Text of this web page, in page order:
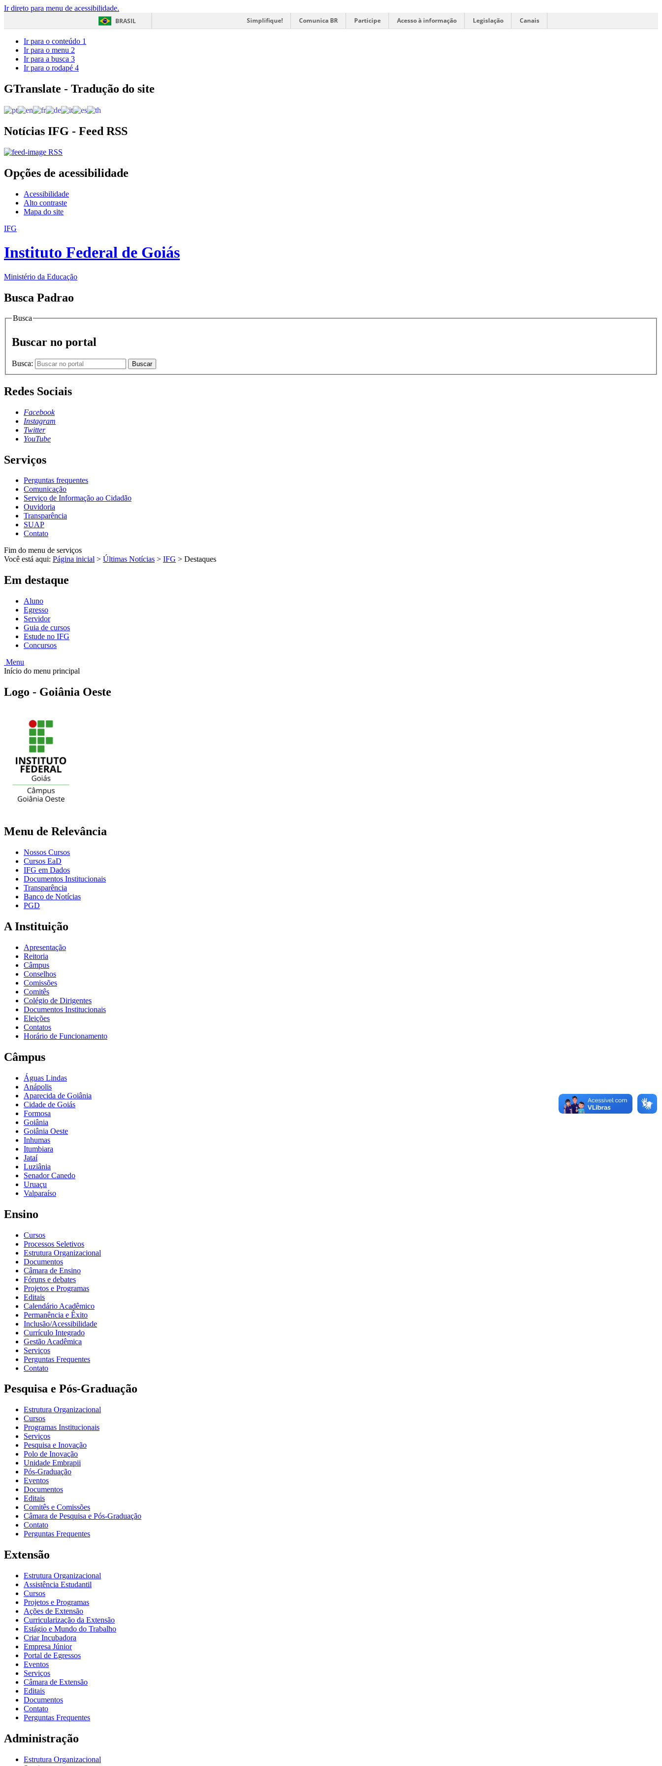
Ir direto para menu de acessibilidade.
BRASIL
Simplifique! Comunica BR Participe Acesso à informação Legislação Canais
Ir para o conteúdo 1
Ir para o menu 2
Ir para a busca 3
Ir para o rodapé 4
GTranslate - Tradução do site
Notícias IFG - Feed RSS
RSS
Opções de acessibilidade
Acessibilidade
Alto contraste
Mapa do site
IFG
Instituto Federal de Goiás
Ministério da Educação
Busca Padrao
Busca
Buscar no portal
Busca: Buscar
Redes Sociais
Facebook
Instagram
Twitter
YouTube
Serviços
Perguntas frequentes
Comunicação
Serviço de Informação ao Cidadão
Ouvidoria
Transparência
SUAP
Contato
Fim do menu de serviços
Você está aqui: Página inicial > Últimas Notícias > IFG > Destaques
Em destaque
Aluno
Egresso
Servidor
Guia de cursos
Estude no IFG
Concursos
Menu
Início do menu principal
Logo - Goiânia Oeste
Menu de Relevância
Nossos Cursos
Cursos EaD
IFG em Dados
Documentos Institucionais
Transparência
Banco de Notícias
PGD
A Instituição
Apresentação
Reitoria
Câmpus
Conselhos
Comissões
Comitês
Colégio de Dirigentes
Documentos Institucionais
Eleições
Contatos
Horário de Funcionamento
Câmpus
Águas Lindas
Anápolis
Aparecida de Goiânia
Cidade de Goiás
Formosa
Goiânia
Goiânia Oeste
Inhumas
Itumbiara
Jataí
Luziânia
Senador Canedo
Uruaçu
Valparaíso
Ensino
Cursos
Processos Seletivos
Estrutura Organizacional
Documentos
Câmara de Ensino
Fóruns e debates
Projetos e Programas
Editais
Calendário Acadêmico
Permanência e Êxito
Inclusão/Acessibilidade
Currículo Integrado
Gestão Acadêmica
Serviços
Perguntas Frequentes
Contato
Pesquisa e Pós-Graduação
Estrutura Organizacional
Cursos
Programas Institucionais
Serviços
Pesquisa e Inovação
Polo de Inovação
Unidade Embrapii
Pós-Graduação
Eventos
Documentos
Editais
Comitês e Comissões
Câmara de Pesquisa e Pós-Graduação
Contato
Perguntas Frequentes
Extensão
Estrutura Organizacional
Assistência Estudantil
Cursos
Projetos e Programas
Ações de Extensão
Curricularização da Extensão
Estágio e Mundo do Trabalho
Criar Incubadora
Empresa Júnior
Portal de Egressos
Eventos
Serviços
Câmara de Extensão
Editais
Documentos
Contato
Perguntas Frequentes
Administração
Estrutura Organizacional